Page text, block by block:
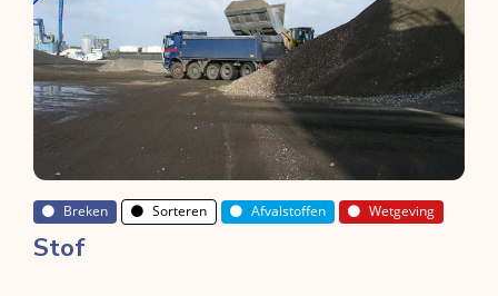
Breken Sorteren Afvalstoffen Wetgeving
Stof